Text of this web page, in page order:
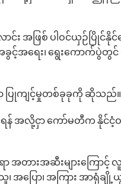
ဖြစ် ပါဝင်ယှဉ်ပြိုင်နိုင်‌သ
ရေး၊ ရွေးကောက်ပွဲတွင် မဲ
ာ ပြုကျင့်မှုတစ်ခုခုကို ဆိုသည်။
အလို့ငှာ ကော်မတီက နိုင်ငံ့
အတားအဆီးများကြော
ပြော၊ အကြား အာရုံခ